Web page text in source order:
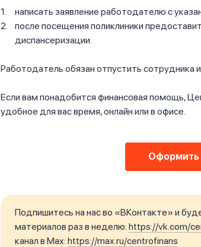
написать заявление работодателю с
после посещения поликлиники
диспансеризации.
Работодатель обязан отпустить сотрудника
Если вам понадобится финансовая помощь,
удобное для вас время, онлайн или в офисе.
Оформить
Подпишитесь на нас во «ВКонтакте» и
материалов раз в неделю: https://vk.com/
канал в Max: https://max.ru/centrofinans